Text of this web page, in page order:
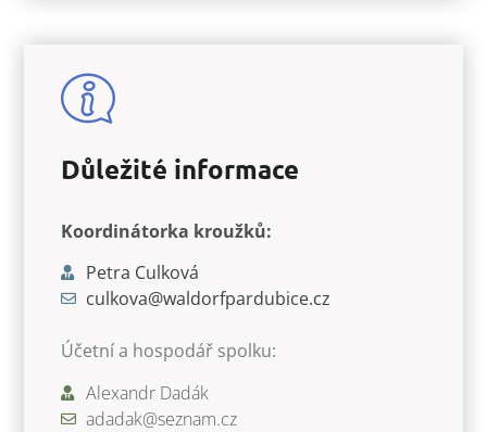
Důležité informace
Koordinátorka kroužků:
Petra Culková
culkova@waldorfpardubice.cz
Účetní a hospodář spolku:
Alexandr Dadák
adadak@seznam.cz